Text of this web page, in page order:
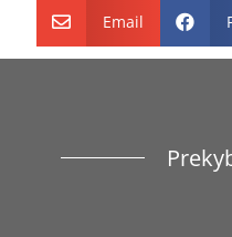
ženklu“
 Email 